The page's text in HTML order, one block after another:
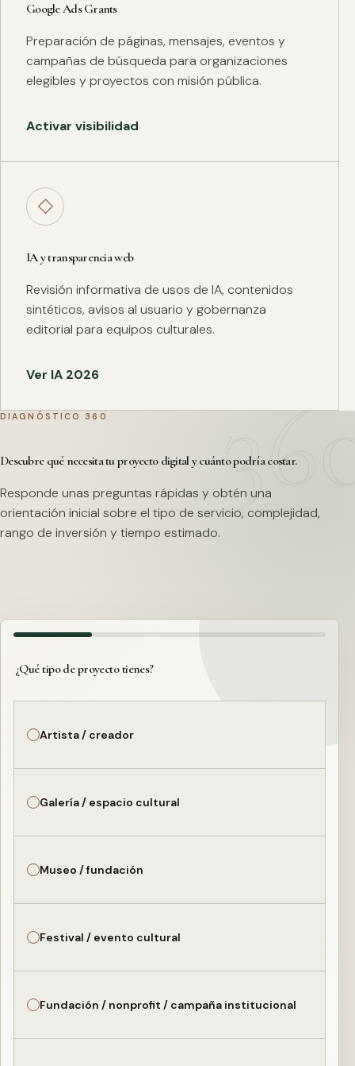
Google Ads Grants
Preparación de páginas, mensajes, eventos y
campañas de búsqueda para organizaciones
elegibles y proyectos con misión pública.
Activar visibilidad
◇
IA y transparencia web
Revisión informativa de usos de IA, contenidos
sintéticos, avisos al usuario y gobernanza
editorial para equipos culturales.
Ver IA 2026
DIAGNÓSTICO 360
Descubre qué necesita tu proyecto digital y cuánto podría costar.
Responde unas preguntas rápidas y obtén una
orientación inicial sobre el tipo de servicio, complejidad,
rango de inversión y tiempo estimado.
¿Qué tipo de proyecto tienes?
Artista / creador
Galería / espacio cultural
Museo / fundación
Festival / evento cultural
Fundación / nonprofit / campaña institucional